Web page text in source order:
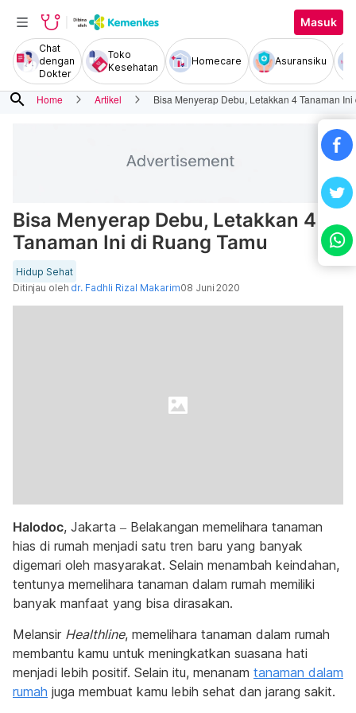
Masuk
Chat
dengan
Dokter
Toko
Kesehatan
Homecare Asuransiku
search Home Artikel Bisa Menyerap Debu, Letakkan 4 Tanaman
Bisa Menyerap Debu, Letakkan 4
Tanaman Ini di Ruang Tamu
Hidup Sehat
Ditinjau oleh dr. Fadhli Rizal Makarim08 Juni 2020
Halodoc, Jakarta – Belakangan memelihara tanaman
hias di rumah menjadi satu tren baru yang banyak
digemari oleh masyarakat. Selain menambah keindahan,
tentunya memelihara tanaman dalam rumah memiliki
banyak manfaat yang bisa dirasakan.
Melansir Healthline, memelihara tanaman dalam rumah
membantu kamu untuk meningkatkan suasana hati
menjadi lebih positif. Selain itu, menanam tanaman dalam
rumah juga membuat kamu lebih sehat dan jarang sakit.